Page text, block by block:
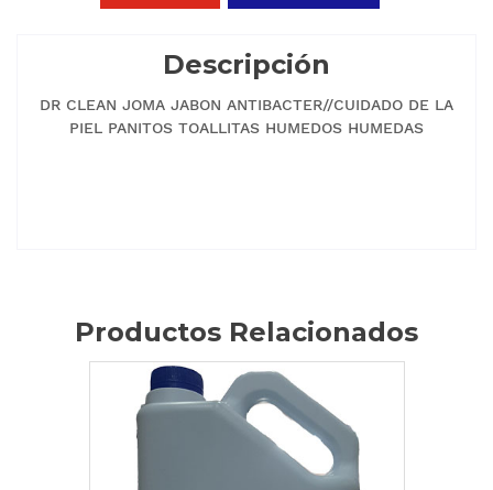
Descripción
DR CLEAN JOMA JABON ANTIBACTER//CUIDADO DE LA
PIEL PANITOS TOALLITAS HUMEDOS HUMEDAS
Productos Relacionados